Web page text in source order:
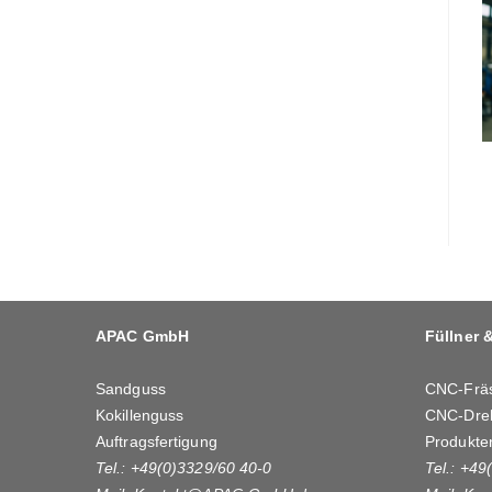
APAC GmbH
Sandguss
Kokillenguss
Auftragsfertigung
Tel.: +49(0)3329/60 40-0
Füllner
CNC-
CNC-
Tel.: